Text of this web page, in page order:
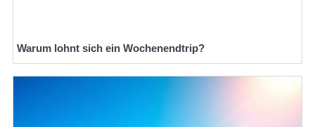
Warum lohnt sich ein Wochenendtrip?